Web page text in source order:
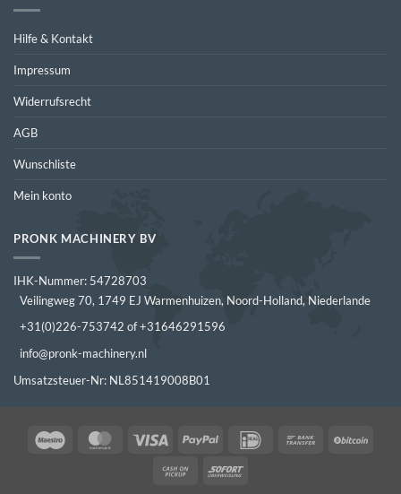
Hilfe & Kontakt
Impressum
Widerrufsrecht
AGB
Wunschliste
Mein konto
PRONK MACHINERY BV
IHK-Nummer: 54728703
Veilingweg 70, 1749 EJ Warmenhuizen, Noord-Holland, Niederlande
+31(0)226-753742 of +31646291596
info@pronk-machinery.nl
Umsatzsteuer-Nr: NL851419008B01
Maestro MasterCardVisa PayPal IDeal
Bank
Cash
Sofort